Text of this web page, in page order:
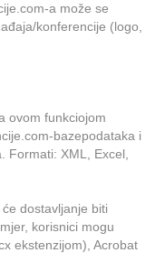
a može se
konferencije (logo,
ovom funkciojom
bazepodataka i
Formati: XML, Excel,
dostavljanje biti
korisnici mogu
ekstenzijom), Acrobat